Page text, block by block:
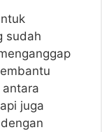
sudah
juga